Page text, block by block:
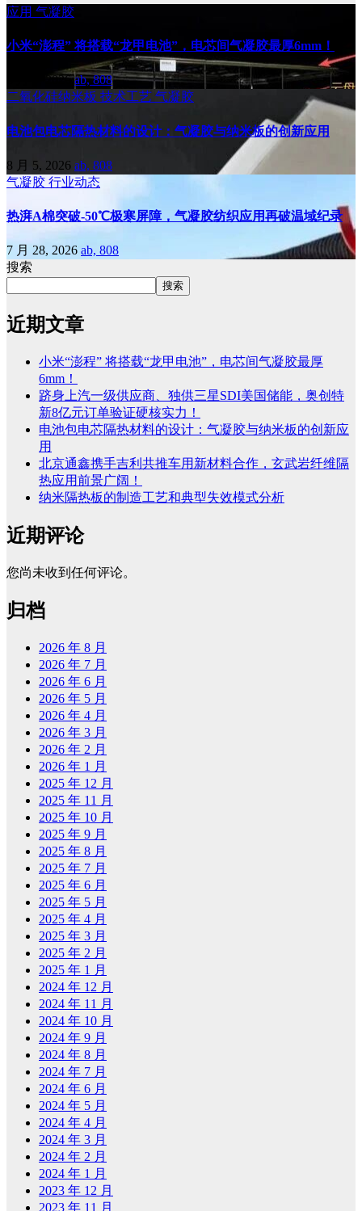
应用 气凝胶
小米“澎程” 将搭载“龙甲电池”，电芯间气凝胶最厚6mm！
8 月 6, 2026ab, 808
二氧化硅纳米板 技术工艺 气凝胶
电池包电芯隔热材料的设计：气凝胶与纳米板的创新应用
8 月 5, 2026 ab, 808
气凝胶 行业动态
热湃A棉突破-50℃极寒屏障，气凝胶纺织应用再破温域纪录
7 月 28, 2026 ab, 808
搜索
搜索
近期文章
小米“澎程” 将搭载“龙甲电池”，电芯间气凝胶最厚
6mm！
跻身上汽一级供应商、独供三星SDI美国储能，奥创特
新8亿元订单验证硬核实力！
电池包电芯隔热材料的设计：气凝胶与纳米板的创新应
用
北京通鑫携手吉利共推车用新材料合作，玄武岩纤维隔
热应用前景广阔！
纳米隔热板的制造工艺和典型失效模式分析
近期评论
您尚未收到任何评论。
归档
2026 年 8 月
2026 年 7 月
2026 年 6 月
2026 年 5 月
2026 年 4 月
2026 年 3 月
2026 年 2 月
2026 年 1 月
2025 年 12 月
2025 年 11 月
2025 年 10 月
2025 年 9 月
2025 年 8 月
2025 年 7 月
2025 年 6 月
2025 年 5 月
2025 年 4 月
2025 年 3 月
2025 年 2 月
2025 年 1 月
2024 年 12 月
2024 年 11 月
2024 年 10 月
2024 年 9 月
2024 年 8 月
2024 年 7 月
2024 年 6 月
2024 年 5 月
2024 年 4 月
2024 年 3 月
2024 年 2 月
2024 年 1 月
2023 年 12 月
2023 年 11 月